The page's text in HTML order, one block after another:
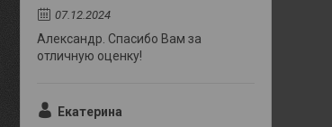
07.12.2024
Александр. Спасибо Вам за
отличную оценку!
Екатерина